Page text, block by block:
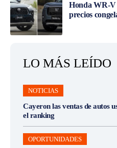
Honda WR-V
precios
LO MÁS LEÍDO
NOTICIAS
Cayeron las ventas de autos
el ranking
OPORTUNIDADES